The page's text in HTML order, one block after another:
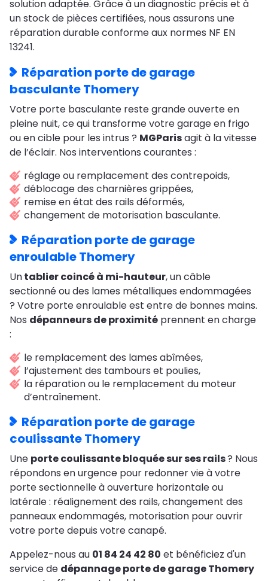
solution adaptée. Grâce à un diagnostic précis et à
un stock de pièces certifiées, nous assurons une
réparation durable conforme aux normes NF EN
13241.
Réparation porte de garage
basculante Thomery
Votre porte basculante reste grande ouverte en
pleine nuit, ce qui transforme votre garage en frigo
ou en cible pour les intrus ? MGParisagit à la vitesse
de l’éclair. Nos interventions courantes :
réglage ou remplacement des contrepoids,
déblocage des charnières grippées,
remise en état des rails déformés,
changement de motorisation basculante.
Réparation porte de garage
enroulable Thomery
Untablier coincé à mi-hauteur, un câble
sectionné ou des lames métalliques endommagées
? Votre porte enroulable est entre de bonnes mains.
Nos dépanneurs de proximité prennent en charge
:
le remplacement des lames abîmées,
l’ajustement des tambours et poulies,
la réparation ou le remplacement du moteur
d’entraînement.
Réparation porte de garage
coulissante Thomery
Une porte coulissante bloquée sur ses rails? Nous
répondons en urgence pour redonner vie à votre
porte sectionnelle à ouverture horizontale ou
latérale : réalignement des rails, changement des
panneaux endommagés, motorisation pour ouvrir
votre porte depuis votre canapé.
Appelez-nous au 01 84 24 42 80 et bénéficiez d'un
service de dépannage porte de garage Thomery